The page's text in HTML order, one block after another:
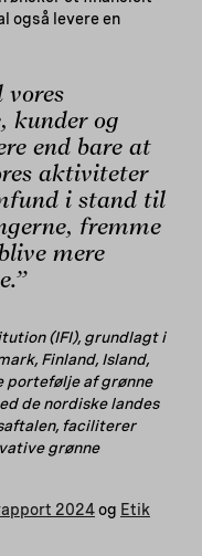
også levere en
vores
kunder og
end bare at
aktiviteter
i stand til
fremme
mere
(IFI), grundlagt i
Finland, Island,
portefølje af grønne
de nordiske landes
faciliterer
grønne
2024og Etik